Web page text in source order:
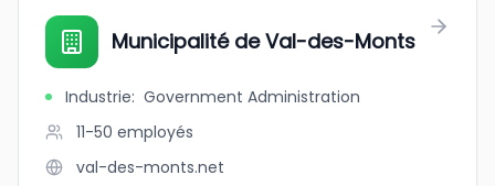
Municipalité de Val-des-Monts
Industrie: Government Administration
11-50 employés
val-des-monts.net